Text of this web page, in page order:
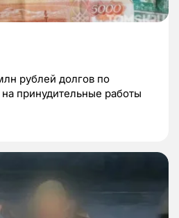
рублей долгов по
принудительные работы